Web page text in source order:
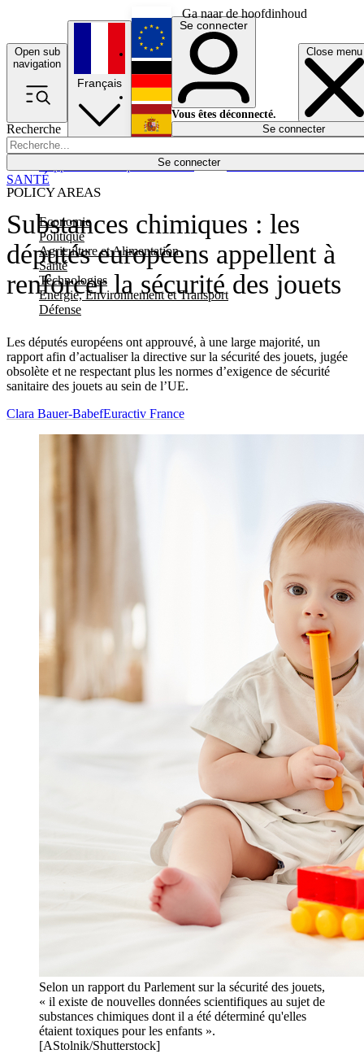
Ga naar de hoofdinhoud
Open sub
navigation
Close menu
Recherche
Se connecter
POLICY AREAS
Economie
Politique
Agriculture et Alimentation
Santé
Technologies
Energie, Environnement et Transport
Défense
Économie
Français
English
Deutsch
Español
Se connecter
Vous êtes déconnecté.
Se connecter
Substances chimiques : les
députés européens appellent à
renforcer la sécurité des jouets
Les députés européens ont approuvé, à une large majorité, un
rapport afin d’actualiser la directive sur la sécurité des jouets, jugée
obsolète et ne respectant plus les normes d’exigence de sécurité
sanitaire des jouets au sein de l’UE.
SANTÉ
Clara Bauer-BabefEuractiv France
Selon un rapport du Parlement sur la sécurité des jouets,
« il existe de nouvelles données scientifiques au sujet de
substances chimiques dont il a été déterminé qu'elles
étaient toxiques pour les enfants ».
[AStolnik/Shutterstock]